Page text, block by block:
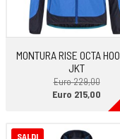
recycled polyester
Peso:
445 gr
MONTURA RISE OCTA
JKT
Euro 229,00
Euro 215,00
SALDI